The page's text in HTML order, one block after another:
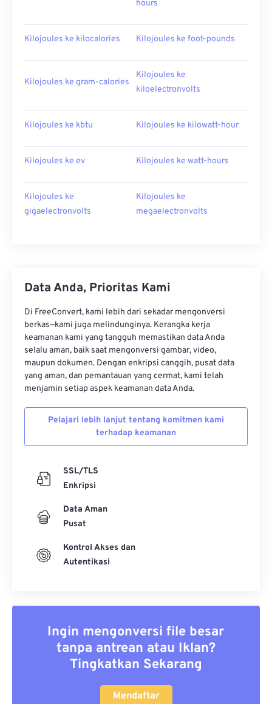
hours
Kilojoules ke kilocalories Kilojoules ke foot-pounds
Kilojoules ke gram-calories
Kilojoules ke
kiloelectronvolts
Kilojoules ke kbtu Kilojoules ke kilowatt-hour
Kilojoules ke ev Kilojoules ke watt-hours
Kilojoules ke
gigaelectronvolts
Kilojoules ke
megaelectronvolts
Data Anda, Prioritas Kami
Di FreeConvert, kami lebih dari sekadar mengonversi
berkas—kami juga melindunginya. Kerangka kerja
keamanan kami yang tangguh memastikan data Anda
selalu aman, baik saat mengonversi gambar, video,
maupun dokumen. Dengan enkripsi canggih, pusat data
yang aman, dan pemantauan yang cermat, kami telah
menjamin setiap aspek keamanan data Anda.
Pelajari lebih lanjut tentang komitmen kami
terhadap keamanan
SSL/TLS
Enkripsi
Data Aman
Pusat
Kontrol Akses dan
Autentikasi
Ingin mengonversi file besar
tanpa antrean atau Iklan?
Tingkatkan Sekarang
Mendaftar